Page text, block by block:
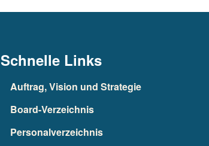
Schnelle Links
Auftrag, Vision und Strategie
Board-Verzeichnis
Personalverzeichnis